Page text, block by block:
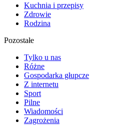
Kuchnia i przepisy
Zdrowie
Rodzina
Pozostałe
Tylko u nas
Różne
Gospodarka głupcze
Z internetu
Sport
Pilne
Wiadomości
Zagrożenia